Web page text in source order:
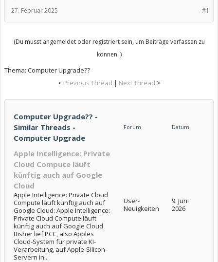
#1
27. Februar 2025
(Du musst angemeldet oder registriert sein, um Beiträge verfassen zu
können. )
Thema: Computer Upgrade??
< Previous Thread | Next Thread >
Computer Upgrade?? -
Similar Threads -
Computer Upgrade
Forum Datum
Apple Intelligence: Private
Cloud Compute läuft
künftig auch auf Google
Cloud
Apple Intelligence: Private Cloud
Compute läuft künftig auch auf
Google Cloud: Apple Intelligence:
Private Cloud Compute läuft
künftig auch auf Google Cloud
Bisher lief PCC, also Apples
Cloud-System für private KI-
Verarbeitung, auf Apple-Silicon-
Servern in...
User-
Neuigkeiten
9. Juni
2026